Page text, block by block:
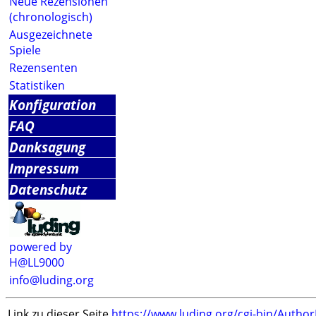
(chronologisch)
Ausgezeichnete
Spiele
Rezensenten
Statistiken
Konfiguration
FAQ
Danksagung
Impressum
Datenschutz
powered by
H@LL9000
info@luding.org